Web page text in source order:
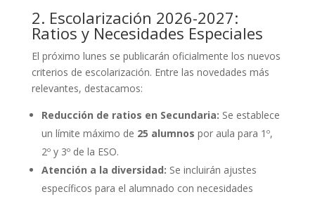
2. Escolarización 2026-2027:
Ratios y Necesidades Especiales
El próximo lunes se publicarán oficialmente los nuevos
criterios de escolarización. Entre las novedades más
relevantes, destacamos:
Reducción de ratios en Secundaria: Se establece
un límite máximo de 25 alumnos por aula para 1º,
2º y 3º de la ESO.
Atención a la diversidad: Se incluirán ajustes
específicos para el alumnado con necesidades